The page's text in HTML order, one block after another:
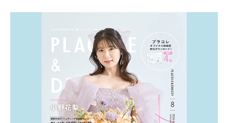
一番お得？」「プラコレの特典は？」といった疑問も
解決します。 まずは診断で候補を絞れる「ウェディ
ング診断」か、体験型 […]続きを読む